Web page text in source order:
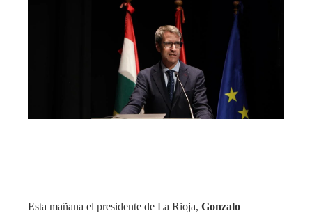
Esta mañana el presidente de La Rioja, Gonzalo